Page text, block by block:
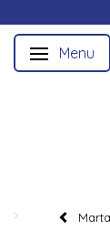
SkifteMenu